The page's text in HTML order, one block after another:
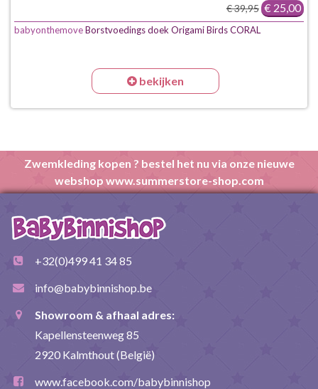
€ 39,95 € 25,00
babyonthemoveBorstvoedings doek Origami Birds CORAL
bekijken
Zwemkleding kopen ? bestel het nu via onze nieuwe
webshop www.summerstore-shop.com
+32(0)499 41 34 85
info@babybinnishop.be
Showroom & afhaal adres:
Kapellensteenweg 85
2920 Kalmthout (België)
www.facebook.com/babybinnishop